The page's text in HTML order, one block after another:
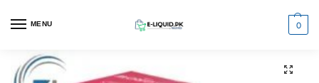
MENU 0